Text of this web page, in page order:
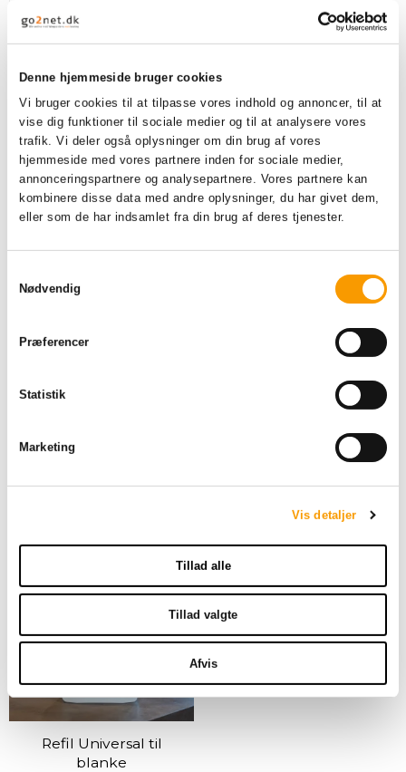
Denne hjemmeside bruger cookies
Vi bruger cookies til at tilpasse vores indhold og annoncer, til at
vise dig funktioner til sociale medier og til at analysere vores
trafik. Vi deler også oplysninger om din brug af vores
hjemmeside med vores partnere inden for sociale medier,
annonceringspartnere og analysepartnere. Vores partnere kan
kombinere disse data med andre oplysninger, du har givet dem,
eller som de har indsamlet fra din brug af deres tjenester.
l
Nødvendig
Præferencer
Statistik
Marketing
Vis detaljer
Tillad alle
Tillad valgte
Afvis
parfume
70,00 DKK
Refil Universal til
blanke